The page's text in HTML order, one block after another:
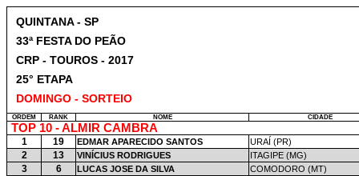
QUINTANA - SP
33ª FESTA DO PEÃO
CRP - TOUROS - 2017
25° ETAPA
DOMINGO - SORTEIO
ORDEM RANK NOME CIDADE
TOP 10 - ALMIR CAMBRA
1 19 EDMAR APARECIDO SANTOS URAÍ (PR)
2 13 VINÍCIUS RODRIGUES ITAGIPE (MG)
3 6 LUCAS JOSE DA SILVA COMODORO (MT)